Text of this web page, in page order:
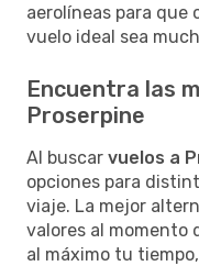
aerolíneas para que
vuelo ideal sea
Encuentra las
Proserpine
Al buscar vuelos a
opciones para
viaje. La mejor
valores al momento
al máximo tu